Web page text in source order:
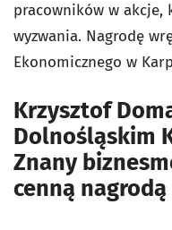
pracowników w akcje,
wyzwania. Nagrodę
Ekonomicznego w
Krzysztof
Dolnośląskim
Znany
cenną nagrodą